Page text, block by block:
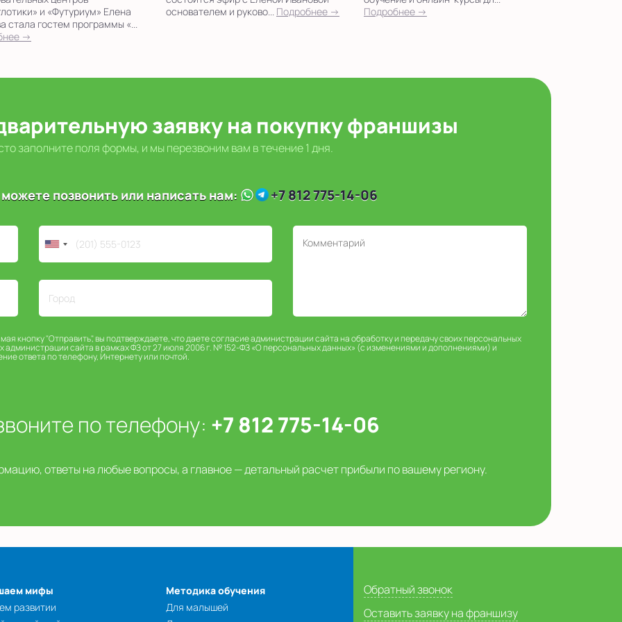
и «Футуриум» Елена
стала гостем программы «...
→
основателем и руково... Подробнее →
Подробнее →
заявку на покупку франшизы
заполните поля формы, и мы перезвоним вам в течение 1 дня.
позвонить или написать нам: +7 812 775-14-06
кнопку "Отправить", вы подтверждаете, что даете согласие администрации сайта на обработку и передачу своих персональных
администрации сайта в рамках ФЗ от 27 июля 2006 г. № 152-ФЗ «О персональных данных» (с изменениями и дополнениями) и
ответа по телефону, Интернету или почтой.
по телефону: +7 812 775-14-06
ответы на любые вопросы, а главное — детальный расчет прибыли по вашему региону.
мифы
развитии
Методика обучения
Для малышей
Обратный звонок
Оставить заявку на франшизу